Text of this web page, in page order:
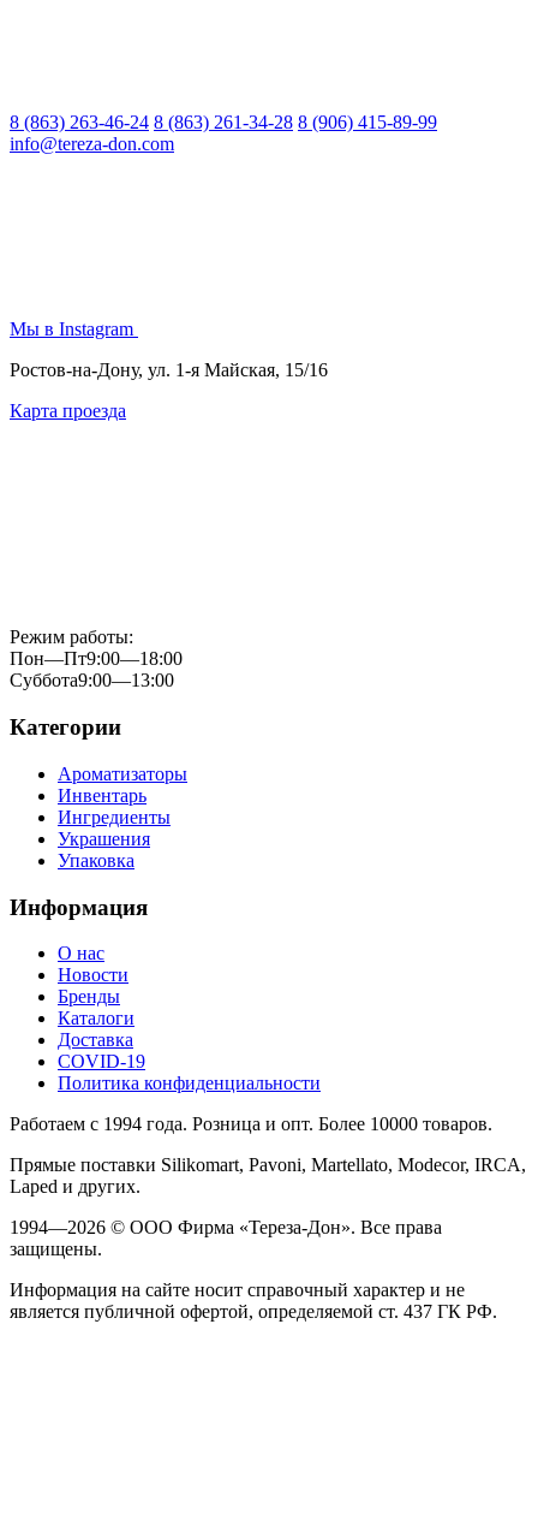
8 (863) 263-46-24 8 (863) 261-34-28 8 (906) 415-89-99
info@tereza-don.com
Мы в Instagram
Ростов-на-Дону, ул. 1-я Майская, 15/16
Карта проезда
Режим работы:
Пон—Пт9:00—18:00
Суббота9:00—13:00
Категории
Ароматизаторы
Инвентарь
Ингредиенты
Украшения
Упаковка
Информация
О нас
Новости
Бренды
Каталоги
Доставка
COVID-19
Политика конфиденциальности
Работаем с 1994 года. Розница и опт. Более 10000 товаров.
Прямые поставки Silikomart, Pavoni, Martellato, Modecor, IRCA,
Laped и других.
1994—2026 © ООО Фирма «Тереза-Дон». Все права
защищены.
Информация на сайте носит справочный характер и не
является публичной офертой, определяемой ст. 437 ГК РФ.